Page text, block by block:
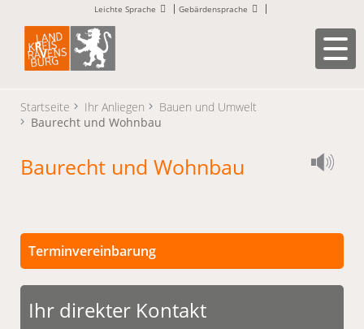
Leichte Sprache Gebärdensprache
Startseite Ihr Anliegen
Bauen und Umwelt
Baurecht und Wohnbau
Baurecht und Wohnbau
Terminvereinbarung
Persönliche Termine sind nach vorheriger
Vereinbarung möglich.
Ihr direkter Kontakt